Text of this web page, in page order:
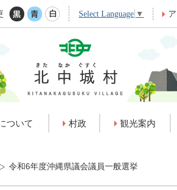
Select Language ▼
ついて 村政 観光案内
令和6年度沖縄県議会議員一般選挙